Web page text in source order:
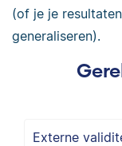
(of je je
generaliseren).
Externe